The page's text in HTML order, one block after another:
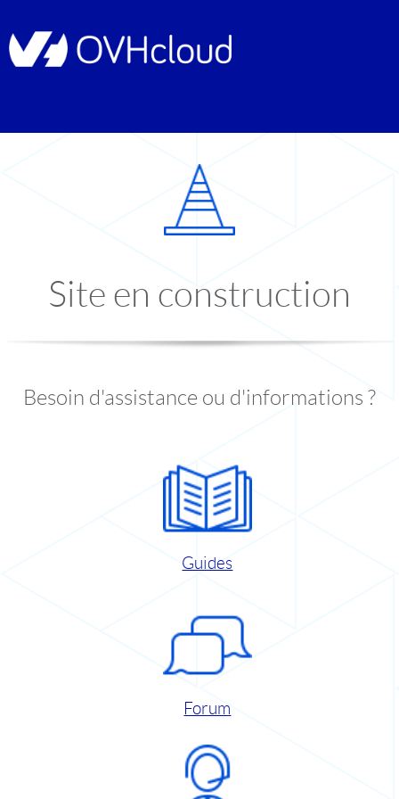
Site en construction
Besoin d'assistance ou d'informations ?
Guides
Forum